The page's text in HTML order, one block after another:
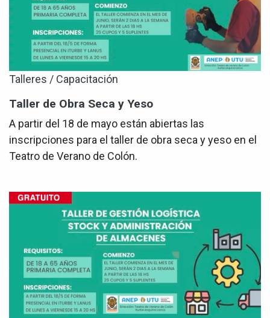
Talleres / Capacitación
Taller de Obra Seca y Yeso
A partir del 18 de mayo están abiertas las
inscripciones para el taller de obra seca y yeso en el
Teatro de Verano de Colón.